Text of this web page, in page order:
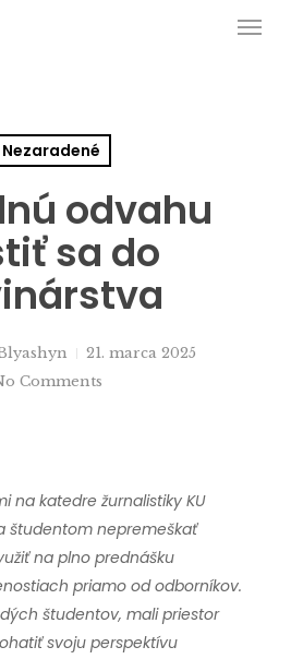
Nezaradené
odvahu
sa do
21. marca 2025
Comments
na katedre žurnalistiky KU
študentom nepremeškať
na plno prednášku
priamo od odborníkov.
študentov, mali priestor
svoju perspektívu